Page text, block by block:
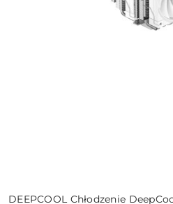
DEEPCOOL Chłodzenie